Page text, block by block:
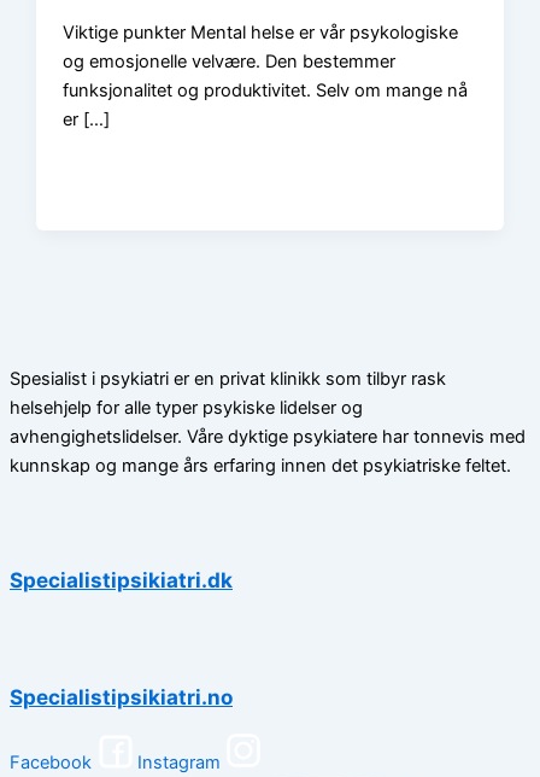
Viktige punkter Mental helse er vår psykologiske
og emosjonelle velvære. Den bestemmer
funksjonalitet og produktivitet. Selv om mange nå
er […]
Spesialist i psykiatri er en privat klinikk som tilbyr rask
helsehjelp for alle typer psykiske lidelser og
avhengighetslidelser. Våre dyktige psykiatere har tonnevis med
kunnskap og mange års erfaring innen det psykiatriske feltet.
Specialistipsikiatri.dk
Specialistipsikiatri.no
Facebook Instagram